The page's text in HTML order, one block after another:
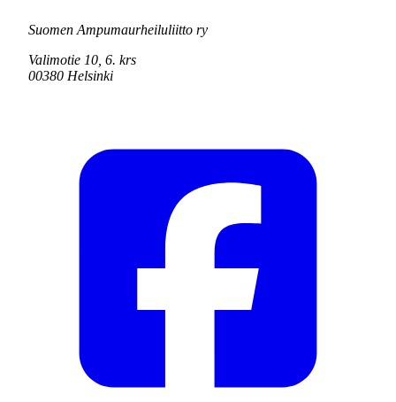
Suomen Ampumaurheiluliitto ry
Valimotie 10, 6. krs
00380 Helsinki